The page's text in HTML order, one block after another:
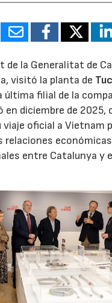
de la Generalitat de
visitó la planta de
última filial de la
en diciembre de 2025,
viaje oficial a Vietnam
relaciones
entre Catalunya y